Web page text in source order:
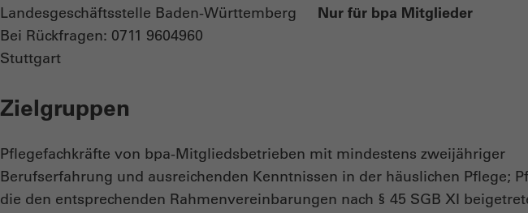
Landesgeschäftsstelle Baden-Württemberg
Bei Rückfragen: 0711 9604960
Stuttgart
Nur für bpa Mitglieder
Zielgruppen
Pflegefachkräfte von bpa-Mitgliedsbetrieben mit mindestens zweijähriger
Berufserfahrung und ausreichenden Kenntnissen in der häuslichen Pflege;
die den entsprechenden Rahmenvereinbarungen nach § 45 SGB XI